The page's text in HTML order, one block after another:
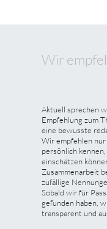
Wir
Aktuell sprechen
Empfehlung zum
eine bewusste
Wir empfehlen
persönlich
einschätzen
Zusammenarbeit
zufällige
Sobald wir für
gefunden haben,
transparent und